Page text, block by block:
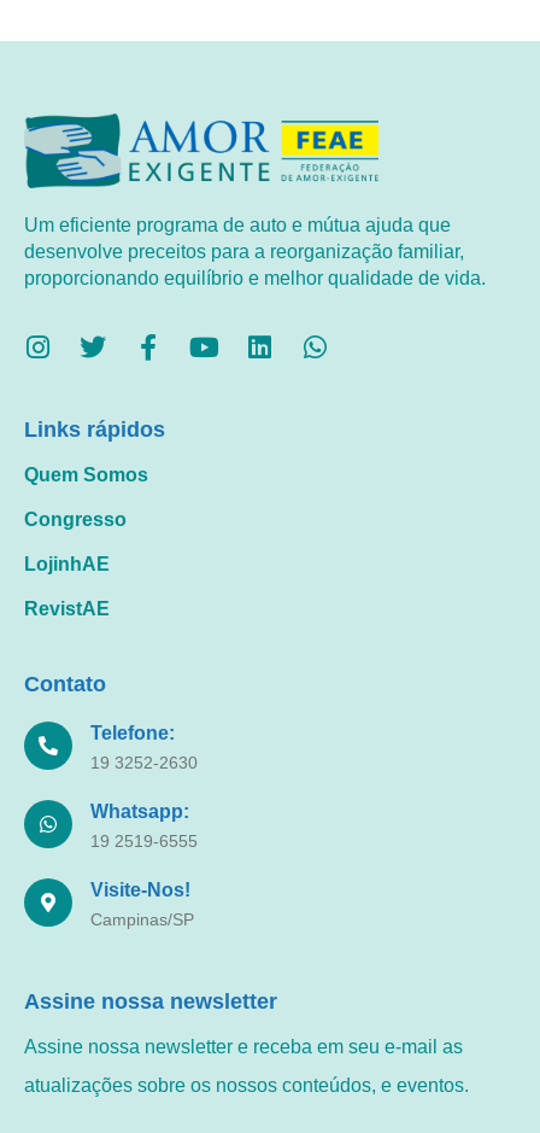
Um eficiente programa de auto e mútua ajuda que
desenvolve preceitos para a reorganização familiar,
proporcionando equilíbrio e melhor qualidade de vida.
Links rápidos
Quem Somos
Congresso
LojinhAE
RevistAE
Contato
Telefone:
19 3252-2630
Whatsapp:
19 2519-6555
Visite-Nos!
Campinas/SP
Assine nossa newsletter
Assine nossa newsletter e receba em seu e-mail as
atualizações sobre os nossos conteúdos, e eventos.